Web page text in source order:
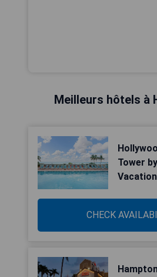
Meilleurs hôtels à
Tower
CHECK